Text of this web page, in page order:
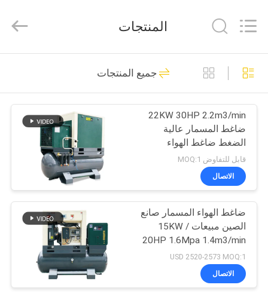
بيت
المنتجات
فيديوهات
معلومات
عنا
جولة
المصنع
Gas
Technology
Rights
ضاغط هواء حلزوني
ثنائي المرحلة
23
ضاغط هواء متكامل
القطع بالليزر
62
المنتجات
جميع المنتجات
22KW 30HP 2.2m3/min
ضاغط المسمار عالية
الضغط ضاغط الهواء
بار ضاغط الهواء
قابل للتفاوض MOQ:1
الاتصال
ضاغط الهواء المسمار صانع
الصين مبيعات 15KW /
20HP 1.6Mpa 1.4m3/min
ضاغط المسمار المتكامل
USD 2520-2573 MOQ:1
الاتصال